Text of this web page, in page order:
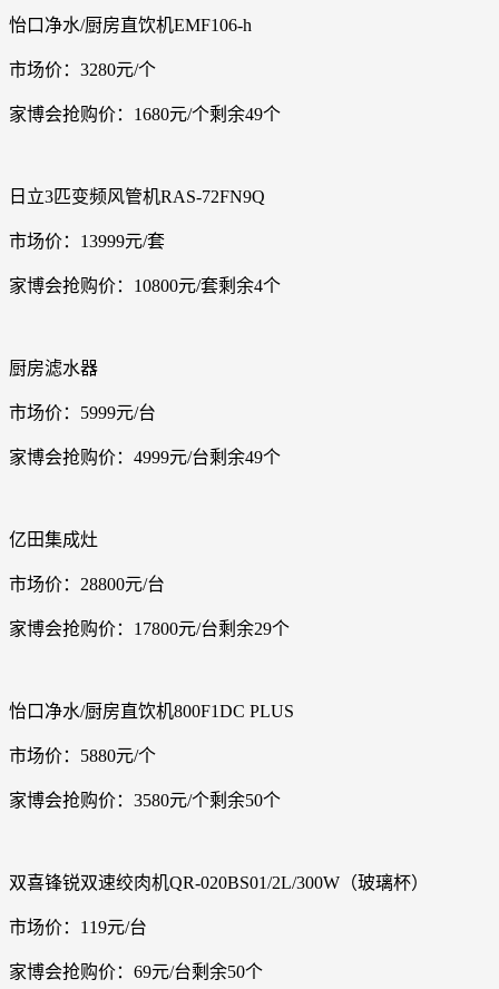
怡口净水/厨房直饮机EMF106-h
市场价：3280元/个
家博会抢购价：1680元/个剩余49个
日立3匹变频风管机RAS-72FN9Q
市场价：13999元/套
家博会抢购价：10800元/套剩余4个
厨房滤水器
市场价：5999元/台
家博会抢购价：4999元/台剩余49个
亿田集成灶
市场价：28800元/台
家博会抢购价：17800元/台剩余29个
怡口净水/厨房直饮机800F1DC PLUS
市场价：5880元/个
家博会抢购价：3580元/个剩余50个
双喜锋锐双速绞肉机QR-020BS01/2L/300W（玻璃杯）
市场价：119元/台
家博会抢购价：69元/台剩余50个